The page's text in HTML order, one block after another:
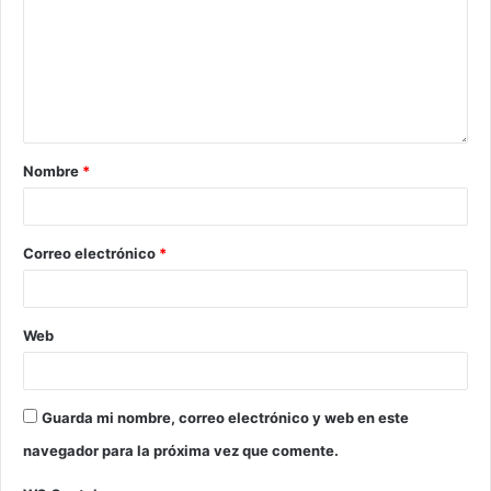
Nombre *
Correo electrónico *
Web
Guarda mi nombre, correo electrónico y web en este
navegador para la próxima vez que comente.